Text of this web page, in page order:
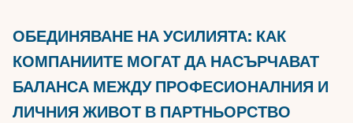
ОБЕДИНЯВАНЕ НА УСИЛИЯТА: КАК
КОМПАНИИТЕ МОГАТ ДА НАСЪРЧАВАТ
БАЛАНСА МЕЖДУ ПРОФЕСИОНАЛНИЯ И
ЛИЧНИЯ ЖИВОТ В ПАРТНЬОРСТВО